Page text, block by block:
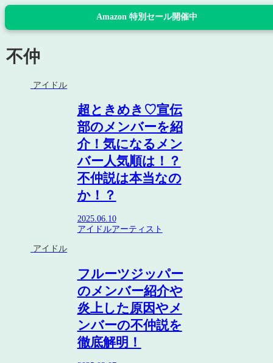
Amazon 特別セール開催中
不仲
アイドル
超ときめき♡宣伝
部のメンバーを紹
介！気になるメン
バー人気順は！？
不仲説は本当なの
か！？
2025.06.10
アイドルアーティスト
アイドル
フルーツジッパー
のメンバー紹介や
炎上した原因やメ
ンバーの不仲説を
徹底解明！